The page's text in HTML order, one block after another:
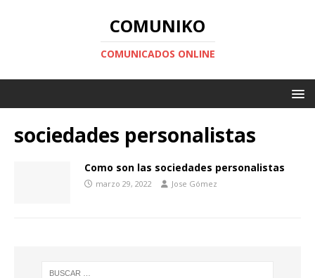
COMUNIKO
COMUNICADOS ONLINE
sociedades personalistas
Como son las sociedades personalistas
marzo 29, 2022 Jose Gómez